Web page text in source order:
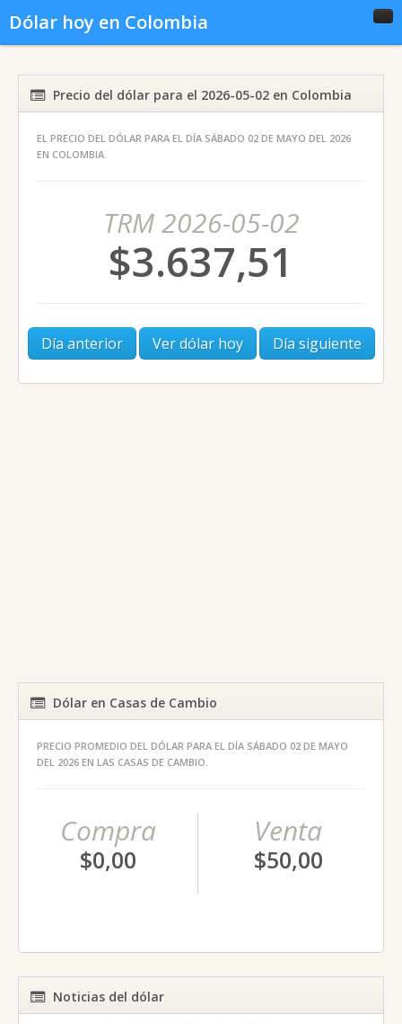
Dólar hoy en Colombia
Noticias del dólar Dólar histórico
Precio del dólar para el 2026-05-02 en Colombia
EL PRECIO DEL DÓLAR PARA EL DÍA SÁBADO 02 DE MAYO DEL 2026
EN COLOMBIA.
TRM 2026-05-02
$3.637,51
Día anterior Ver dólar hoy Día siguiente
Dólar en Casas de Cambio
PRECIO PROMEDIO DEL DÓLAR PARA EL DÍA SÁBADO 02 DE MAYO
DEL 2026 EN LAS CASAS DE CAMBIO.
Compra
$0,00
Venta
$50,00
Noticias del dólar